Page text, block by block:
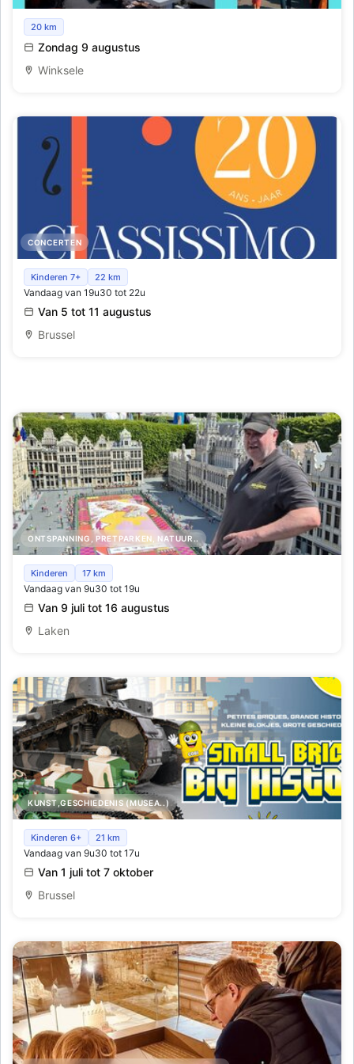
Halfoogstmarkt 2026
20 km
Zondag 9 augustus
Winksele
CONCERTEN
Classissimo
Kinderen 7+ 22 km
Vandaag van 19u30 tot 22u
Van 5 tot 11 augustus
Brussel
ONTSPANNING, PRETPARKEN, NATUUR..
Avant-première van het Bloementapijt van de Grote
Markt in Mini-Europe
Kinderen 17 km
Vandaag van 9u30 tot 19u
Van 9 juli tot 16 augustus
Laken
KUNST,GESCHIEDENIS (MUSEA..)
Cobi, Kleine Blokjes, Grote Geschiedenis
Kinderen 6+ 21 km
Vandaag van 9u30 tot 17u
Van 1 juli tot 7 oktober
Brussel